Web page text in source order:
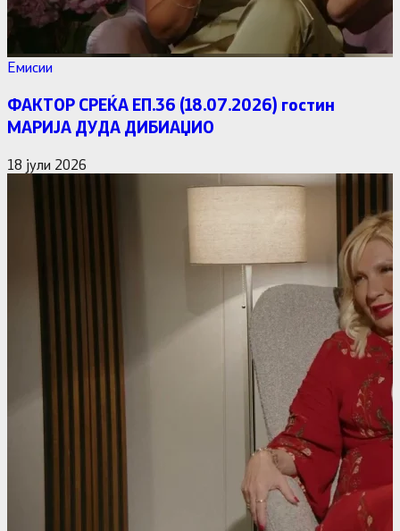
Емисии
ФАКТОР СРЕЌА ЕП.36 (18.07.2026) гостин
МАРИЈА ДУДА ДИБИАЏИО
18 јули 2026